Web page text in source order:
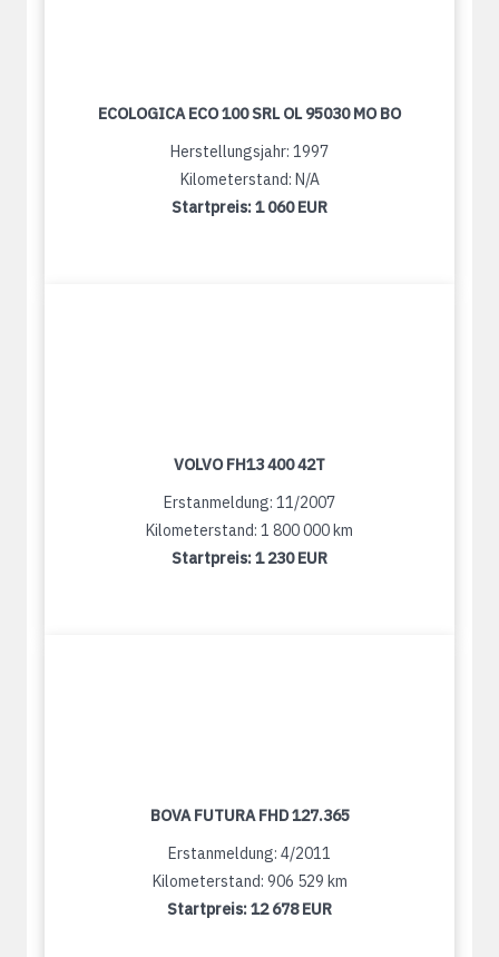
ECOLOGICA ECO 100 SRL OL 95030 MO BO
Herstellungsjahr: 1997
Kilometerstand: N/A
Startpreis:1 060 EUR
VOLVO FH13 400 42T
Erstanmeldung: 11/2007
Kilometerstand: 1 800 000 km
Startpreis:1 230 EUR
BOVA FUTURA FHD 127.365
Erstanmeldung: 4/2011
Kilometerstand: 906 529 km
Startpreis:12 678 EUR